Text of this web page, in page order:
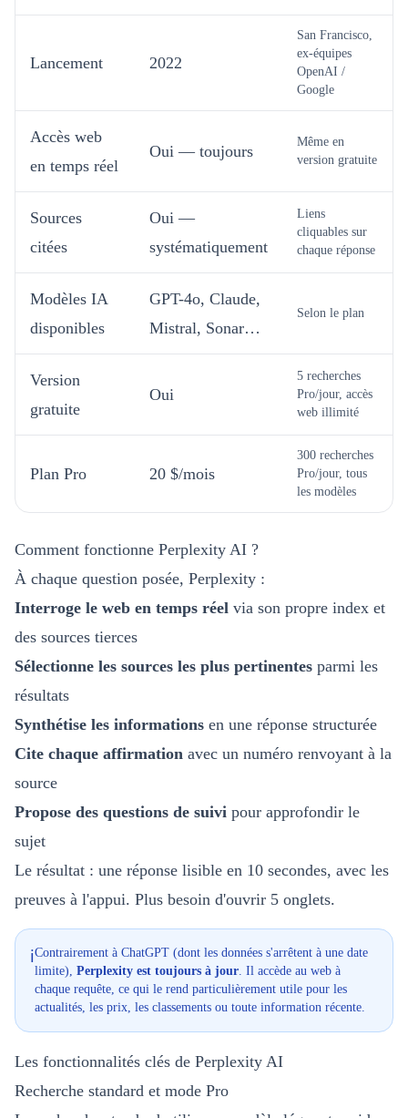
Lancement 2022
San Francisco,
ex-équipes
OpenAI /
Google
Accès web
en temps réel
Oui — toujours
Même en
version gratuite
Sources
citées
Oui —
systématiquement
Liens
cliquables sur
chaque réponse
Modèles IA
disponibles
GPT-4o, Claude,
Mistral, Sonar…
Selon le plan
Version
gratuite
Oui
5 recherches
Pro/jour, accès
web illimité
Plan Pro 20 $/mois
300 recherches
Pro/jour, tous
les modèles
Comment fonctionne Perplexity AI ?
À chaque question posée, Perplexity :
Interroge le web en temps réel via son propre index et
des sources tierces
Sélectionne les sources les plus pertinentes parmi les
résultats
Synthétise les informations en une réponse structurée
Cite chaque affirmation avec un numéro renvoyant à la
source
Propose des questions de suivi pour approfondir le
sujet
Le résultat : une réponse lisible en 10 secondes, avec les
preuves à l'appui. Plus besoin d'ouvrir 5 onglets.
ℹ️Contrairement à ChatGPT (dont les données s'arrêtent à une date
limite), Perplexity est toujours à jour. Il accède au web à
chaque requête, ce qui le rend particulièrement utile pour les
actualités, les prix, les classements ou toute information récente.
Les fonctionnalités clés de Perplexity AI
Recherche standard et mode Pro